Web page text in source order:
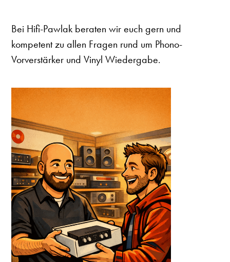
Bei Hifi-Pawlak beraten wir euch gern und
kompetent zu allen Fragen rund um Phono-
Vorverstärker und Vinyl Wiedergabe.